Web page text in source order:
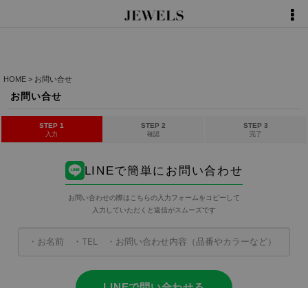
HOME > お問い合せ
お問い合せ
STEP 1
入力
STEP 2
確認
STEP 3
完了
LINEで簡単にお問い合わせ
お問い合わせの際はこちらの入力フォームをコピーして
入力していただくと返信がスムーズです